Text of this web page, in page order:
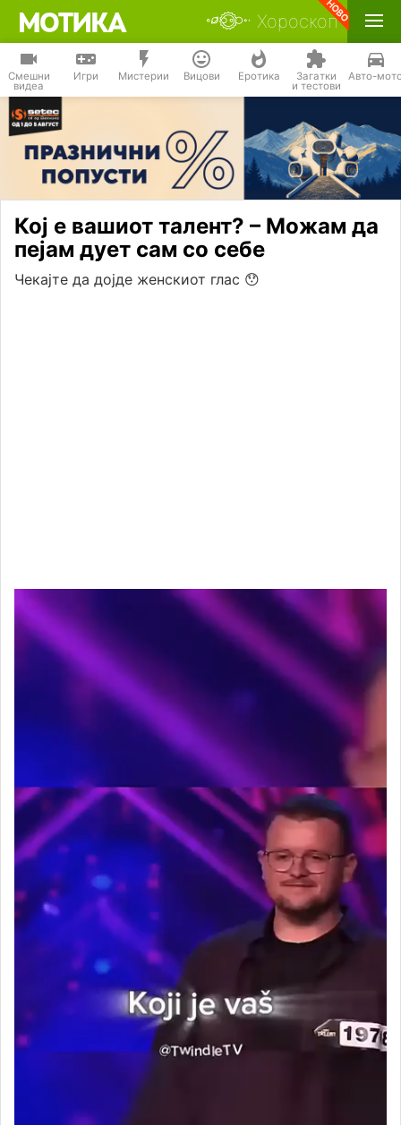
Хороскоп
Смешни
видеа
Игри Мистерии Вицови Еротика Загатки
и тестови
Авто-
Кој е вашиот талент? – Можам да
пејам дует сам со себе
Чекајте да дојде женскиот глас 😯